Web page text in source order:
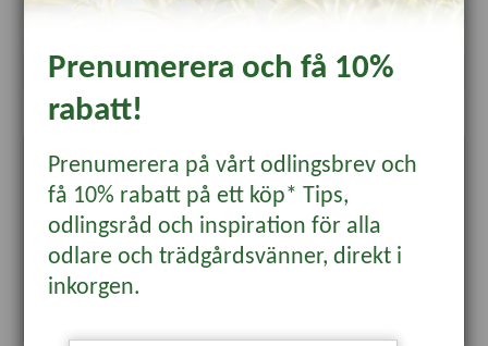
Läs mer Läs mer
Prenumerera och få 10%
rabatt!
Prenumerera på vårt odlingsbrev och
få 10% rabatt på ett köp* Tips,
odlingsråd och inspiration för alla
odlare och trädgårdsvänner, direkt i
inkorgen.